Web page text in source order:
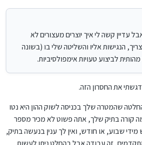
עדיין קשה לי איך יוצרים מעצורים לא
הנגישות אליו והשליטה שלי בו (בשונה
לביצוע טעויות אימפולסיביות.
את החסרון הזה.
שהמטרה שלך בכניסה לשוק ההון היא נטו
מה קורה בתיק שלך, אתה פשוט לא מכיר מספר
שבוע, או חודש, ואין לך ענין בנעשה בתיק,